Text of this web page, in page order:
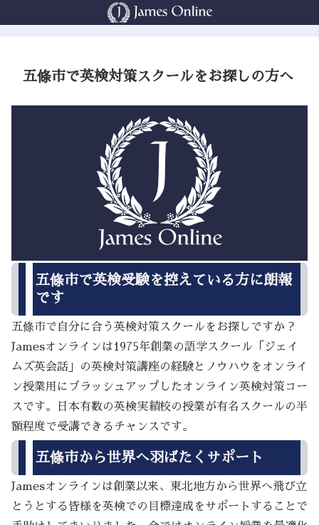
五條市で英検対策スクールをお探しの方へ
五條市で英検受験を控えている方に朗報
です
五條市で自分に合う英検対策スクールをお探しですか？
Jamesオンラインは1975年創業の語学スクール「ジェイ
ムズ英会話」の英検対策講座の経験とノウハウをオンライ
ン授業用にブラッシュアップしたオンライン英検対策コー
スです。日本有数の英検実績校の授業が有名スクールの半
額程度で受講できるチャンスです。
五條市から世界へ羽ばたくサポート
Jamesオンラインは創業以来、東北地方から世界へ飛び立
とうとする皆様を英検での目標達成をサポートすることで